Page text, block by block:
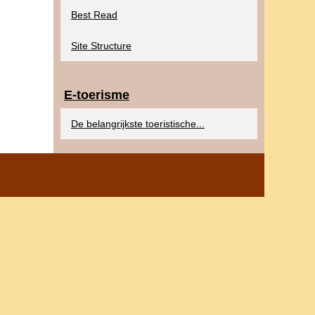
Best Read
Site Structure
E-toerisme
De belangrijkste toeristische...